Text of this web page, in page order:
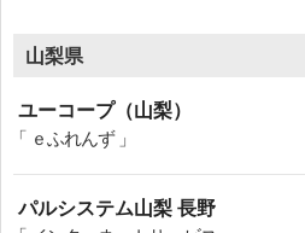
山梨県
ユーコープ（山梨）
「 ｅふれんず 」
パルシステム山梨 長野